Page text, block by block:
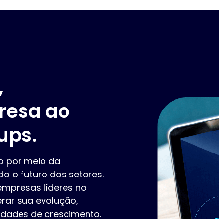
ao
por meio da
o futuro dos setores.
líderes no
sua evolução,
de crescimento.